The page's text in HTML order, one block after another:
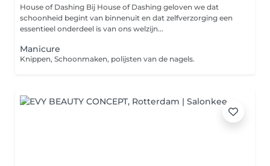
House of Dashing Bij House of Dashing geloven we dat
schoonheid begint van binnenuit en dat zelfverzorging een
essentieel onderdeel is van ons welzijn...
Manicure
Knippen, Schoonmaken, polijsten van de nagels.